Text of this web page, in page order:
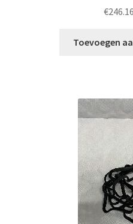
€246.16
Toevoegen